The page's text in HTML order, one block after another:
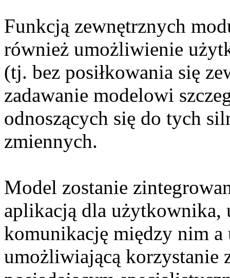
Funkcją zewnętrznych
również umożliwienie
(tj. bez posiłkowania się
zadawanie modelowi
odnoszących się do tych
zmiennych.
Model zostanie
aplikacją dla użytkownika,
komunikację między nim
umożliwiającą korzystanie